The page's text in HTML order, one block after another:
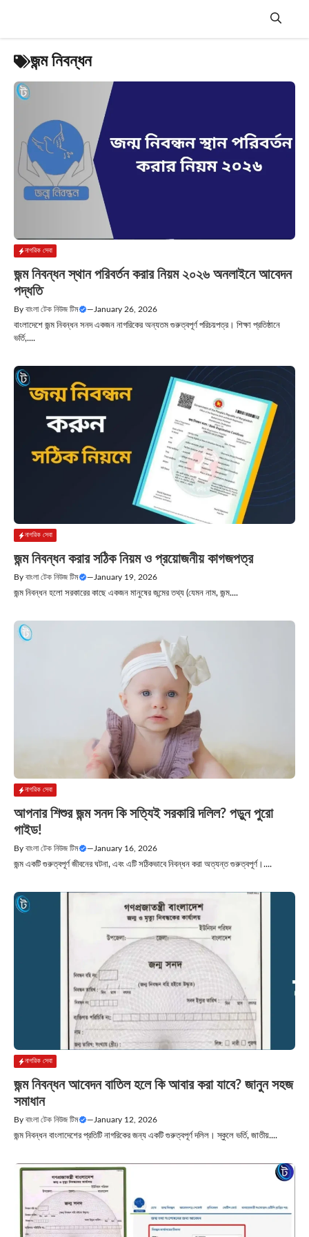
Menu
জন্ম নিবন্ধন
নাগরিক সেবা
জন্ম নিবন্ধন স্থান পরিবর্তন করার নিয়ম ২০২৬ অনলাইনে আবেদন
পদ্ধতি
By বাংলা টেক নিউজ টিম — January 26, 2026
বাংলাদেশে জন্ম নিবন্ধন সনদ একজন নাগরিকের অন্যতম গুরুত্বপূর্ণ পরিচয়পত্র। শিক্ষা প্রতিষ্ঠানে
ভর্তি,....
নাগরিক সেবা
জন্ম নিবন্ধন করার সঠিক নিয়ম ও প্রয়োজনীয় কাগজপত্র
By বাংলা টেক নিউজ টিম — January 19, 2026
জন্ম নিবন্ধন হলো সরকারের কাছে একজন মানুষের জন্মের তথ্য (যেমন নাম, জন্ম....
নাগরিক সেবা
আপনার শিশুর জন্ম সনদ কি সত্যিই সরকারি দলিল? পড়ুন পুরো
গাইড!
By বাংলা টেক নিউজ টিম — January 16, 2026
জন্ম একটি গুরুত্বপূর্ণ জীবনের ঘটনা, এবং এটি সঠিকভাবে নিবন্ধন করা অত্যন্ত গুরুত্বপূর্ণ।....
নাগরিক সেবা
জন্ম নিবন্ধন আবেদন বাতিল হলে কি আবার করা যাবে? জানুন সহজ
সমাধান
By বাংলা টেক নিউজ টিম — January 12, 2026
জন্ম নিবন্ধন বাংলাদেশের প্রতিটি নাগরিকের জন্য একটি গুরুত্বপূর্ণ দলিল। স্কুলে ভর্তি, জাতীয়....